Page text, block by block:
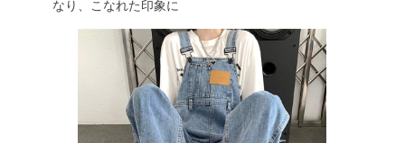
なり、こなれた印象に